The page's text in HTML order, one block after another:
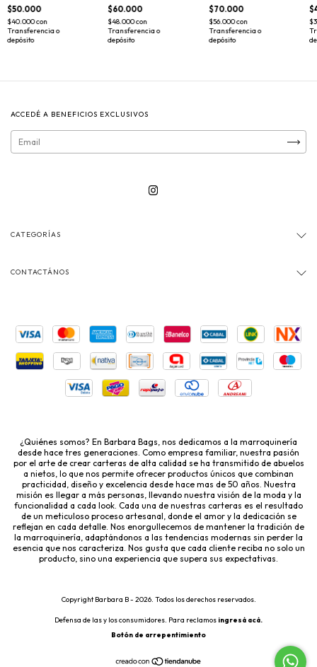
$50.000
$40.000con
Transferencia o
depósito
$60.000
$48.000con
Transferencia o
depósito
$70.000
$56.000con
Transferencia o
depósito
ACCEDÉ A BENEFICIOS EXCLUSIVOS
CATEGORÍAS
CONTACTÁNOS
¿Quiénes somos? En Barbara Bags, nos dedicamos a la marroquinería
desde hace tres generaciones. Como empresa familiar, nuestra pasión
por el arte de crear carteras de alta calidad se ha transmitido de abuelos
a nietos, lo que nos permite ofrecer productos únicos que combinan
practicidad, diseño y excelencia desde hace mas de 50 años. Nuestra
misión es llegar a más personas, llevando nuestra visión de la moda y la
funcionalidad a cada look. Cada una de nuestras carteras es el resultado
de un meticuloso proceso artesanal, donde el amor y la dedicación se
reflejan en cada detalle. Nos enorgullecemos de mantener la tradición de
la marroquinería, adaptándonos a las tendencias modernas sin perder la
esencia que nos caracteriza. Nos gusta que cada cliente reciba no solo un
producto, sino una experiencia que supera sus expectativas.
Copyright Barbara B - 2026. Todos los derechos reservados.
Defensa de las y los consumidores. Para reclamos ingresá acá.
Botón de arrepentimiento